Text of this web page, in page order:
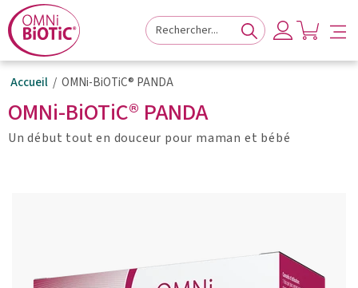
la
navigation
principale
contenu
principal
pied
de
page
Accueil OMNi-BiOTiC® PANDA
OMNi-BiOTiC® PANDA
Un début tout en douceur pour maman et bébé